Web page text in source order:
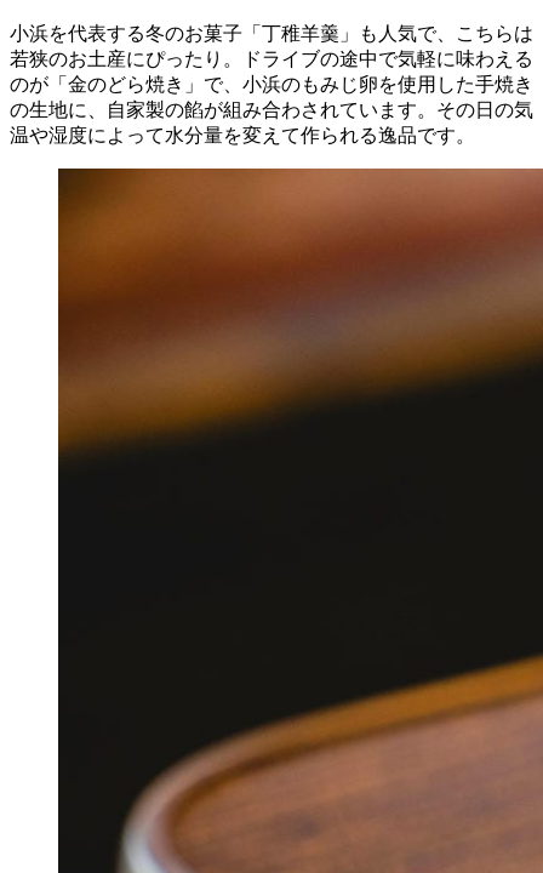
小浜を代表する冬のお菓子「丁稚羊羹」も人気で、こちらは
若狭のお土産にぴったり。ドライブの途中で気軽に味わえる
のが「金のどら焼き」で、小浜のもみじ卵を使用した手焼き
の生地に、自家製の餡が組み合わされています。その日の気
温や湿度によって水分量を変えて作られる逸品です。